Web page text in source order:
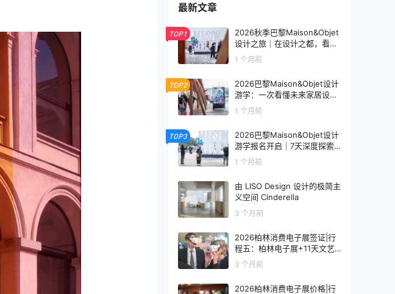
最新文章
TOP1
2026秋季巴黎Maison&Objet
设计之旅｜在设计之都，看见
未来生活的模样
1 个月前
TOP2
2026巴黎Maison&Objet设计
游学：一次看懂未来家居设计
趋势
1 个月前
TOP3
2026巴黎Maison&Objet设计
游学报名开启｜7天深度探索
全球家居设计趋势
1 个月前
由 LISO Design 设计的极简主
义空间 Cinderella
3 个月前
2026柏林消费电子展签证|行
程五：柏林电子展+11天文艺
复兴之旅
3 个月前
2026柏林消费电子展价格|行